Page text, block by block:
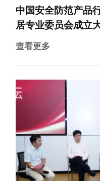
中国安全防范产品
居专业委员会成立
查看更多